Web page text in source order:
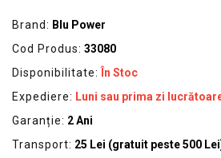
Brand: Blu Power
Cod Produs: 33080
Disponibilitate:
În Stoc
Expediere: Luni sau prima zi
Garanție: 2 Ani
Transport: 25 Lei (gratuit peste 500